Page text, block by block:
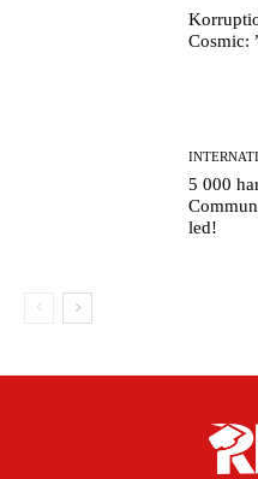
Cosmic:
5 000
led!